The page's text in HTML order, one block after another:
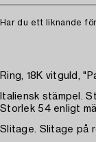
Har du ett liknande
Ring, 18K vitguld,
Italiensk stämpel.
Storlek 54 enligt
Slitage. Slitage på